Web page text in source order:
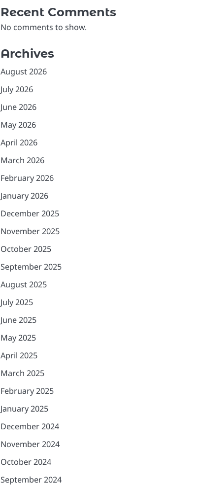
Recent Comments
No comments to show.
Archives
August 2026
July 2026
June 2026
May 2026
April 2026
March 2026
February 2026
January 2026
December 2025
November 2025
October 2025
September 2025
August 2025
July 2025
June 2025
May 2025
April 2025
March 2025
February 2025
January 2025
December 2024
November 2024
October 2024
September 2024